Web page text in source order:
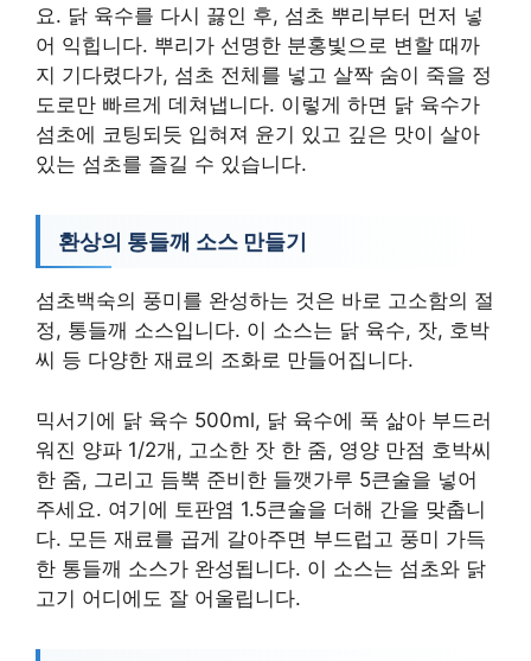
요. 닭 육수를 다시 끓인 후, 섬초 뿌리부터 먼저 넣
어 익힙니다. 뿌리가 선명한 분홍빛으로 변할 때까
지 기다렸다가, 섬초 전체를 넣고 살짝 숨이 죽을 정
도로만 빠르게 데쳐냅니다. 이렇게 하면 닭 육수가
섬초에 코팅되듯 입혀져 윤기 있고 깊은 맛이 살아
있는 섬초를 즐길 수 있습니다.
환상의 통들깨 소스 만들기
섬초백숙의 풍미를 완성하는 것은 바로 고소함의 절
정, 통들깨 소스입니다. 이 소스는 닭 육수, 잣, 호박
씨 등 다양한 재료의 조화로 만들어집니다.
믹서기에 닭 육수 500ml, 닭 육수에 푹 삶아 부드러
워진 양파 1/2개, 고소한 잣 한 줌, 영양 만점 호박씨
한 줌, 그리고 듬뿍 준비한 들깻가루 5큰술을 넣어
주세요. 여기에 토판염 1.5큰술을 더해 간을 맞춥니
다. 모든 재료를 곱게 갈아주면 부드럽고 풍미 가득
한 통들깨 소스가 완성됩니다. 이 소스는 섬초와 닭
고기 어디에도 잘 어울립니다.